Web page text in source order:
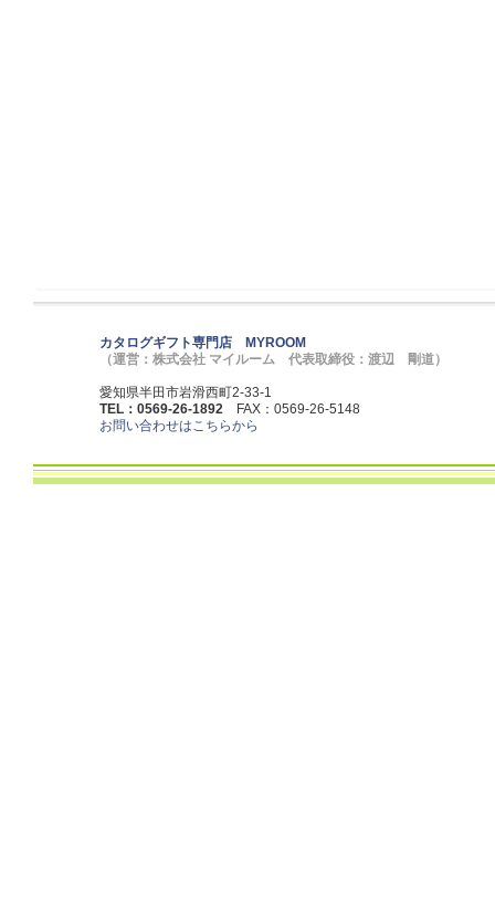
カタログギフト専門店 MYROOM
（運営：株式会社 マイルーム 代表取締役：渡辺 剛道）
愛知県半田市岩滑西町2-33-1
TEL：0569-26-1892 FAX：0569-26-5148
お問い合わせはこちらから